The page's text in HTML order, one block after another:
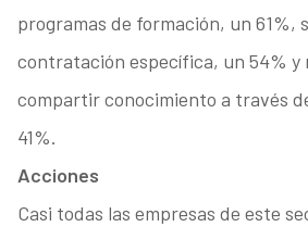
programas de formación, un 61%,
contratación específica, un 54% y
compartir conocimiento a través
41%.
Acciones
Casi todas las empresas de este